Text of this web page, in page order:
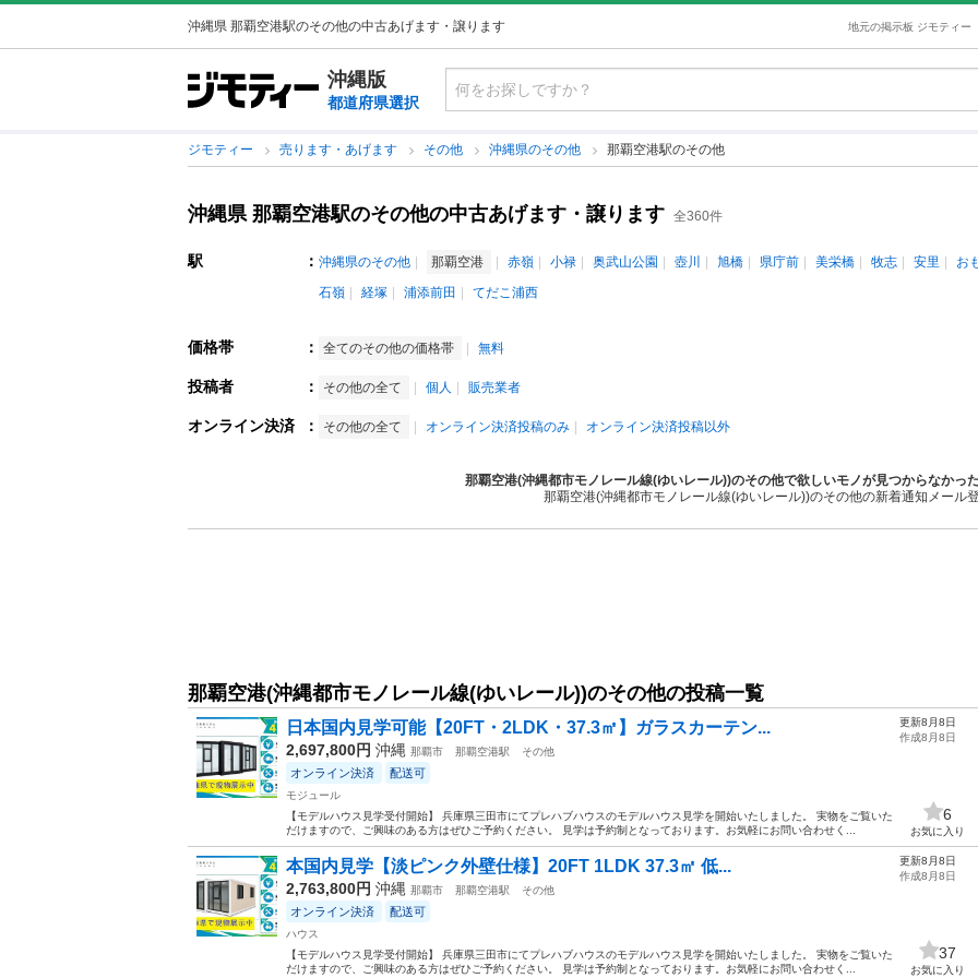
沖縄県 那覇空港駅のその他の中古あげます・譲ります 地元の掲示板 ジモティー
沖縄版
都道府県選択
ジモティー 売ります・あげます その他 沖縄県のその他 那覇空港駅のその他
沖縄県 那覇空港駅のその他の中古あげます・譲ります 全360件
駅 ： 沖縄県のその他 那覇空港 赤嶺 小禄 奥武山公園 壺川 旭橋 県庁前 美栄橋 牧志 安里
お
石嶺
経塚 浦添前田 てだこ浦西
価格帯 ： 全てのその他の価格帯 無料
投稿者 ： その他の全て 個人 販売業者
オンライン決済 ： その他の全て オンライン決済投稿のみ オンライン決済投稿以外
那覇空港(沖縄都市モノレール線(ゆいレール))のその他で欲しいモノが見つからなかっ
那覇空港(沖縄都市モノレール線(ゆいレール))のその他の新着通知メール
那覇空港(沖縄都市モノレール線(ゆいレール))のその他の投稿一覧
日本国内見学可能【20FT・2LDK・37.3㎡】ガラスカーテン...
2,697,800円 沖縄 那覇市 那覇空港駅 その他
オンライン決済 配送可
モジュール
【モデルハウス見学受付開始】 兵庫県三田市にてプレハブハウスのモデルハウス見学を開始いたしました。 実物をご覧いた
だけますので、ご興味のある方はぜひご予約ください。 見学は予約制となっております。お気軽にお問い合わせく...
更新8月8日
作成8月8日
6
お気に入り
本国内見学【淡ピンク外壁仕様】20FT 1LDK 37.3㎡ 低...
2,763,800円 沖縄 那覇市 那覇空港駅 その他
オンライン決済 配送可
ハウス
【モデルハウス見学受付開始】 兵庫県三田市にてプレハブハウスのモデルハウス見学を開始いたしました。 実物をご覧いた
だけますので、ご興味のある方はぜひご予約ください。 見学は予約制となっております。お気軽にお問い合わせく...
更新8月8日
作成8月8日
37
お気に入り